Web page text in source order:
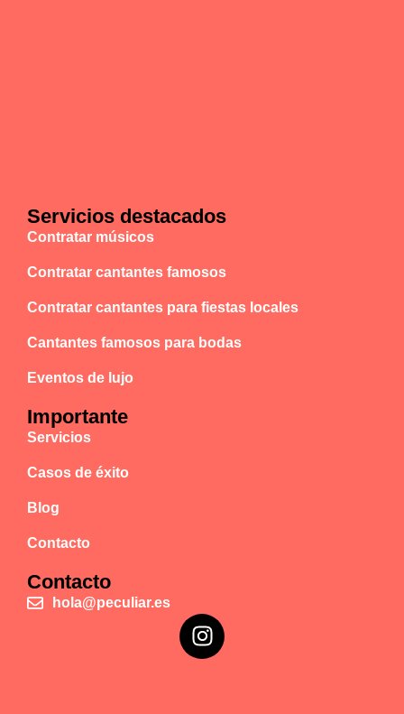
Servicios destacados
Contratar músicos
Contratar cantantes famosos
Contratar cantantes para fiestas locales
Cantantes famosos para bodas
Eventos de lujo
Importante
Servicios
Casos de éxito
Blog
Contacto
Contacto
hola@peculiar.es